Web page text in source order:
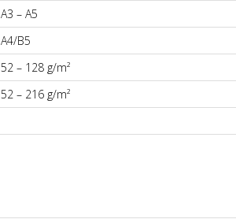
A3 – A5
A4/B5
52 – 128 g/m²
52 – 216 g/m²